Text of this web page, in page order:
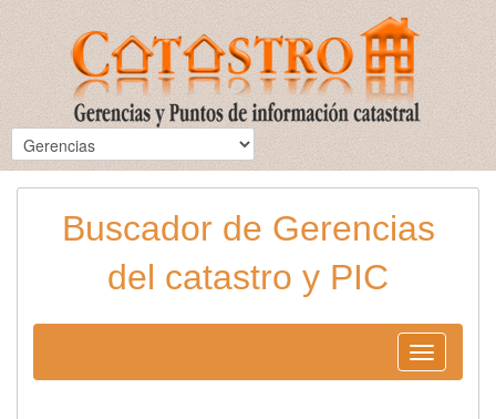
Buscador de Gerencias
del catastro y PIC
Toggle
navigation